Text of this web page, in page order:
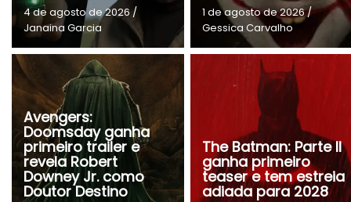
4 de agosto de 2026/
Janaina Garcia
1 de agosto de 2026/
Gessica Carvalho
Avengers:
Doomsday ganha
primeiro trailer e
revela Robert
Downey Jr. como
Doutor Destino
The Batman: Parte II
ganha primeiro
teaser e tem estreia
adiada para 2028